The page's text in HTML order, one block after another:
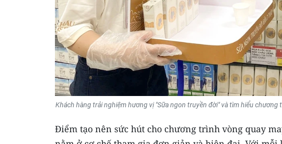
Khách hàng trải nghiệm hương vị "Sữa ngon truyền đời" và tìm hiểu
Điểm tạo nên sức hút cho chương trình vòng quay